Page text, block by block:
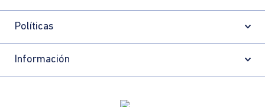
Políticas
Información